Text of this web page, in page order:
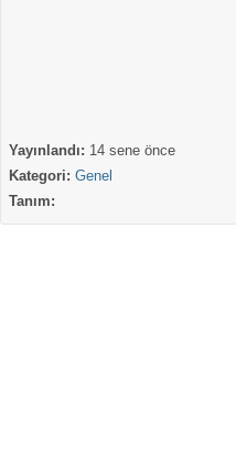
Yayınlandı: 14 sene önce
Kategori: Genel
Tanım: